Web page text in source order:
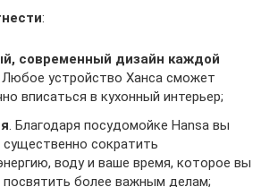
:
современный дизайн каждой
Любое устройство Ханса сможет
вписаться в кухонный интерьер;
. Благодаря посудомойке Hansa вы
сократить
воду и ваше время, которое вы
более важным делам;